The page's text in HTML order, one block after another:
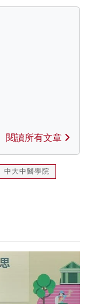
閱讀所有文章
中大中醫學院